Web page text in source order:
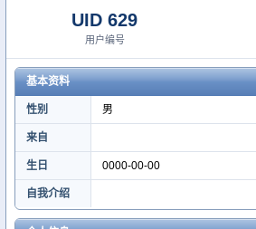
UID 629
用户编号
基本资料
性别 男
来自
生日 0000-00-00
自我介绍